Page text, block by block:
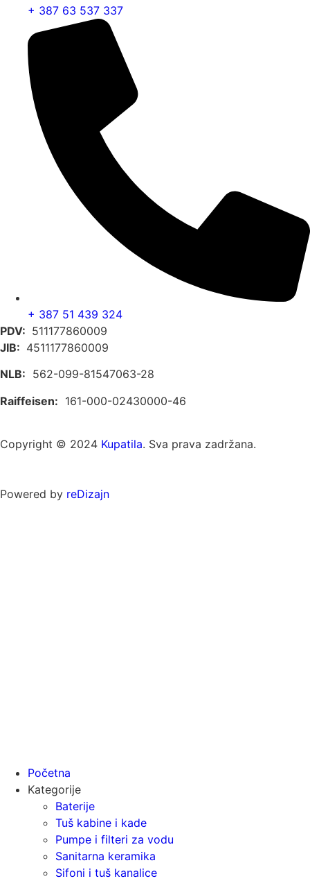
+ 387 63 537 337
+ 387 51 439 324
PDV: 511177860009
JIB: 4511177860009
NLB: 562-099-81547063-28
Raiffeisen: 161-000-02430000-46
Copyright © 2024 Kupatila. Sva prava zadržana.
Powered by reDizajn
Početna
Kategorije
Baterije
Tuš kabine i kade
Pumpe i filteri za vodu
Sanitarna keramika
Sifoni i tuš kanalice